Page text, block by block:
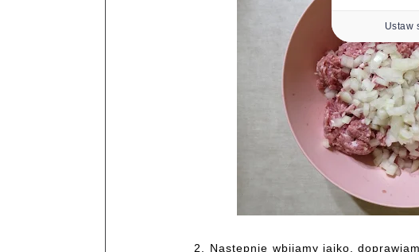
2.
Następnie wbijamy jajko,
Ustaw